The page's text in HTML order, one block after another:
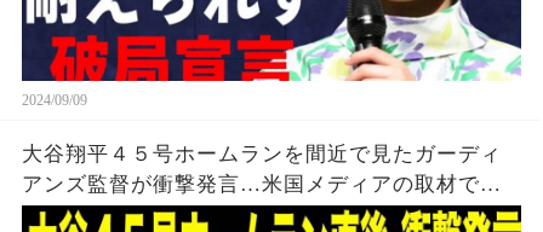
2024/09/09
大谷翔平４５号ホームランを間近で見たガーディ
アンズ監督が衝撃発言…米国メディアの取材で明
らかとなったロバーツ監督の「５０-５０」記録に